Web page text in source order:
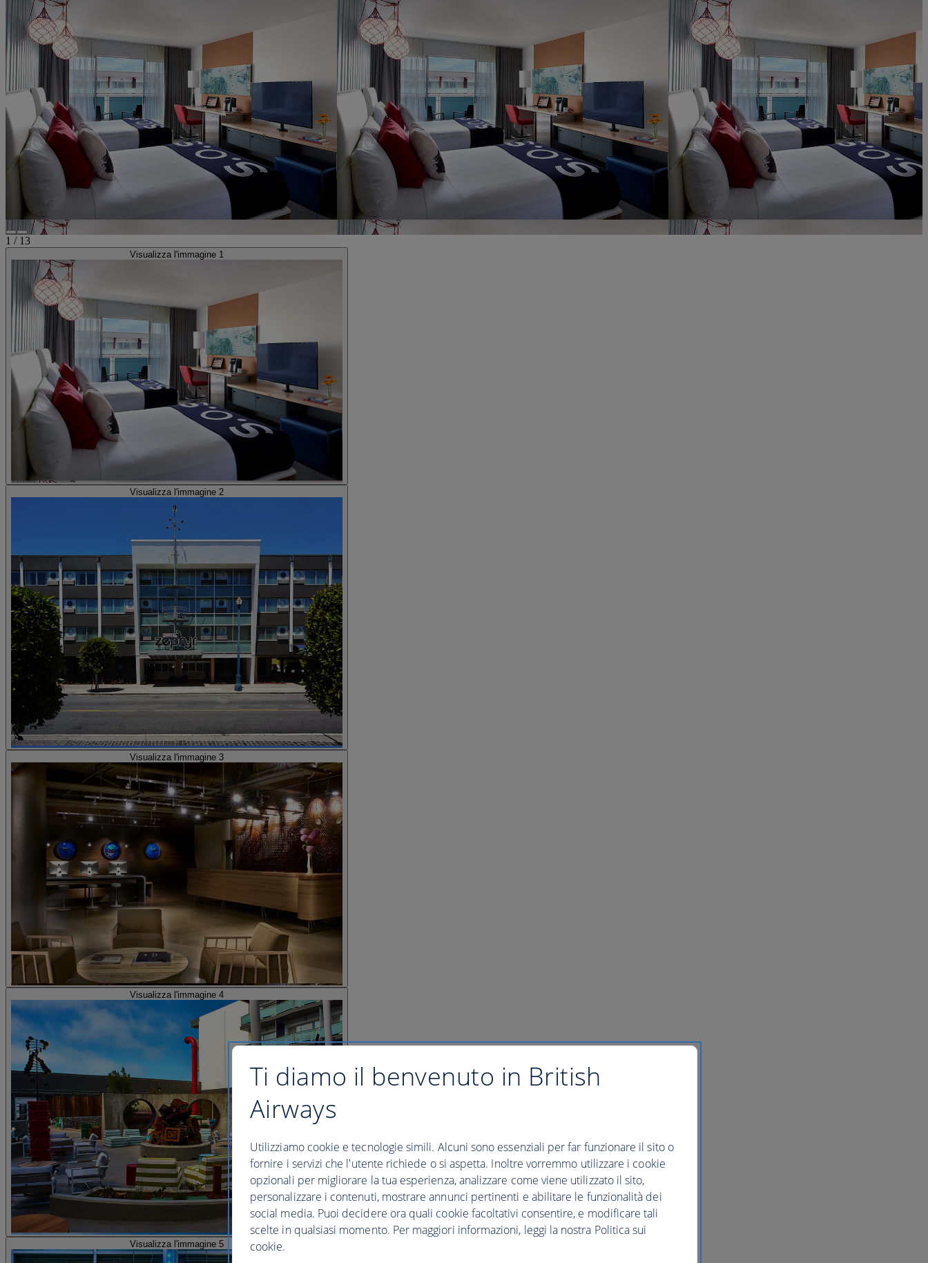
1 / 13
Visualizza l'immagine 1
Visualizza l'immagine 2
Visualizza l'immagine 3
Visualizza l'immagine 4
Visualizza l'immagine 5
Ti diamo il benvenuto in British
Airways
Utilizziamo cookie e tecnologie simili. Alcuni sono essenziali per far funzionare il sito o
fornire i servizi che l'utente richiede o si aspetta. Inoltre vorremmo utilizzare i cookie
opzionali per migliorare la tua esperienza, analizzare come viene utilizzato il sito,
personalizzare i contenuti, mostrare annunci pertinenti e abilitare le funzionalità dei
social media. Puoi decidere ora quali cookie facoltativi consentire, e modificare tali
scelte in qualsiasi momento. Per maggiori informazioni, leggi la nostra Politica sui
cookie.